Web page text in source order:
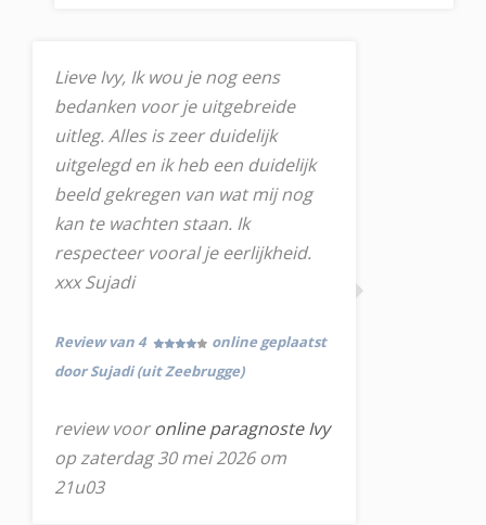
Lieve Ivy, Ik wou je nog eens
bedanken voor je uitgebreide
uitleg. Alles is zeer duidelijk
uitgelegd en ik heb een duidelijk
beeld gekregen van wat mij nog
kan te wachten staan. Ik
respecteer vooral je eerlijkheid.
xxx Sujadi
Review van 4
online geplaatst
door Sujadi (uit Zeebrugge)
review vooronline paragnoste Ivy
op zaterdag 30 mei 2026 om
21u03